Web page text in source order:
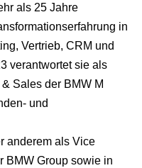
als 25 Jahre
in
Vertrieb, CRM und
verantwortet sie als
Sales der BMW M
und
anderem als Vice
BMW Group sowie in